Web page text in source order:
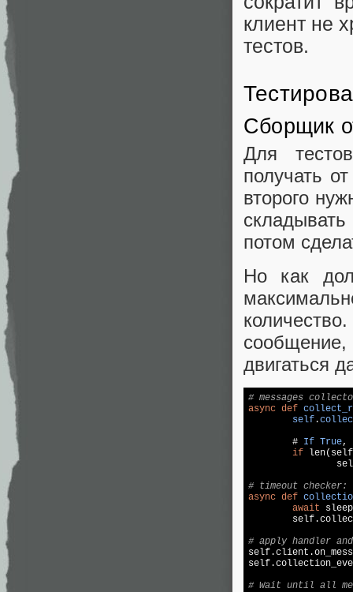
клиент не
тестов.
Сборщик
Для
получать
второго
потом
Но как
двигаться
# messages
async def
self.
	#
If True,
if
# timeout checker:
async def
await
# apply handler
# Wait until all